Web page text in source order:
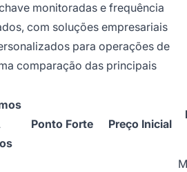
monitoradas e frequência
com soluções empresariais
para operações de
comparação das principais
Ponto Forte Preço Inicial